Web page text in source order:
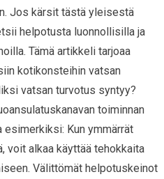
Jos kärsit tästä yleisestä
helpotusta luonnollisilla ja
Tämä artikkeli tarjoaa
kotikonsteihin vatsan
vatsan turvotus syntyy?
toiminnan
esimerkiksi: Kun ymmärrät
voit alkaa käyttää tehokkaita
Välittömät helpotuskeinot